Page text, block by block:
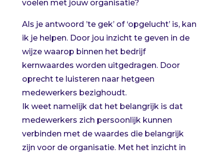
voelen met jouw organisatie?
Als je antwoord ’te gek’ of ‘opgelucht’ is, kan
ik je helpen. Door jou inzicht te geven in de
wijze waarop binnen het bedrijf
kernwaardes worden uitgedragen. Door
oprecht te luisteren naar hetgeen
medewerkers bezighoudt.
Ik weet namelijk dat het belangrijk is dat
medewerkers zich persoonlijk kunnen
verbinden met de waardes die belangrijk
zijn voor de organisatie. Met het inzicht in